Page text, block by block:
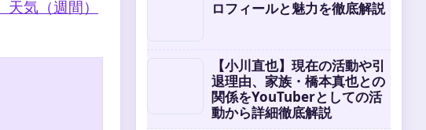
天気（週間）
ロフィールと魅力を徹底解説
【小川直也】現在の活動や引
退理由、家族・橋本真也との
関係をYouTuberとしての活
動から詳細徹底解説